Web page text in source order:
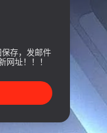
存，发邮件
网址！！！